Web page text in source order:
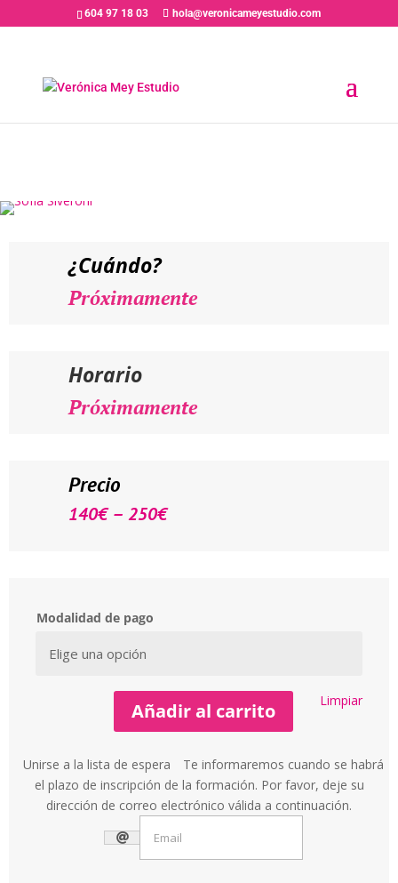
604 97 18 03 hola@veronicameyestudio.com
PRÓXIMAMENTE // SOFÍA
SIVERONI – Entrenamiento
¿Cuándo?
Próximamente
Horario
Próximamente
Precio
140€– 250€
Modalidad de pago
Limpiar
Añadir al carrito
Unirse a la lista de espera
Te informaremos cuando se habrá
el plazo de inscripción de la formación. Por favor, deje su
dirección de correo electrónico válida a continuación.